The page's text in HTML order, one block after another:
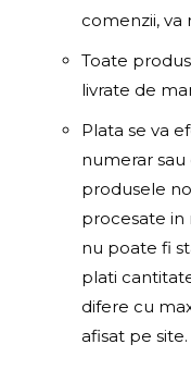
comenzii, va
Toate
livrate de
Plata se va
numerar
produsele
procesate in
nu poate fi
plati
difere cu
afisat pe site.